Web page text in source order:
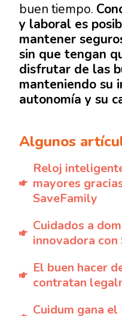
buen tiempo.
y laboral es
mantener
sin que tengan
disfrutar de las
manteniendo su
autonomía y su
Algunos
Reloj
mayores
SaveFamily
Cuidados a
innovadora con
El buen hacer
contratan
Cuidum gana